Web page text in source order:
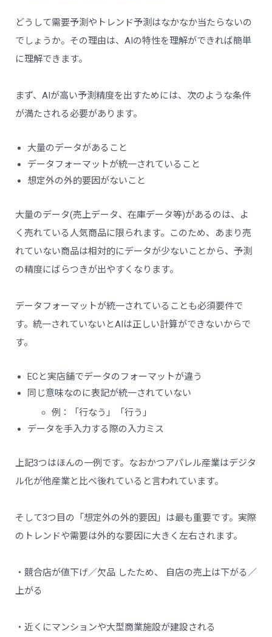
どうして需要予測やトレンド予測はなかなか当たらないの
でしょうか。その理由は、AIの特性を理解ができれば簡単
に理解できます。
まず、AIが高い予測精度を出すためには、次のような条件
が満たされる必要があります。
大量のデータがあること
データフォーマットが統一されていること
想定外の外的要因がないこと
大量のデータ(売上データ、在庫データ等)があるのは、よ
く売れている人気商品に限られます。このため、あまり売
れていない商品は相対的にデータが少ないことから、予測
の精度にばらつきが出やすくなります。
データフォーマットが統一されていることも必須要件で
す。統一されていないとAIは正しい計算ができないからで
す。
ECと実店舗でデータのフォーマットが違う
同じ意味なのに表記が統一されていない
例：「行なう」「行う」
データを手入力する際の入力ミス
上記3つはほんの一例です。なおかつアパレル産業はデジタ
ル化が他産業と比べ後れていると言われています。
そして3つ目の「想定外の外的要因」は最も重要です。実際
のトレンドや需要は外的な要因に大きく左右されます。
・競合店が値下げ／欠品 したため、 自店の売上は下がる／
上がる
・近くにマンションや大型商業施設が建設される